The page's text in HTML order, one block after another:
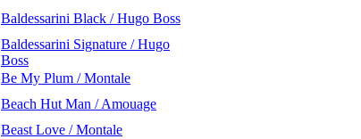
Baldessarini Black / Hugo Boss
Baldessarini Signature / Hugo
Boss
Be My Plum / Montale
Beach Hut Man / Amouage
Beast Love / Montale